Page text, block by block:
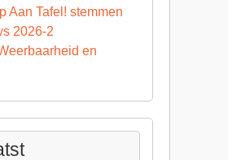
Aan Tafel! stemmen
2026-2
en